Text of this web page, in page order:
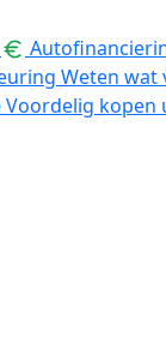
Weten wat
Voordelig kopen